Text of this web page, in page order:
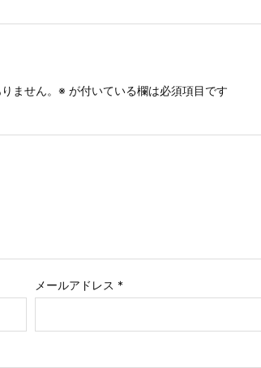
ません。 ※ が付いている欄は必須項目です
メールアドレス *